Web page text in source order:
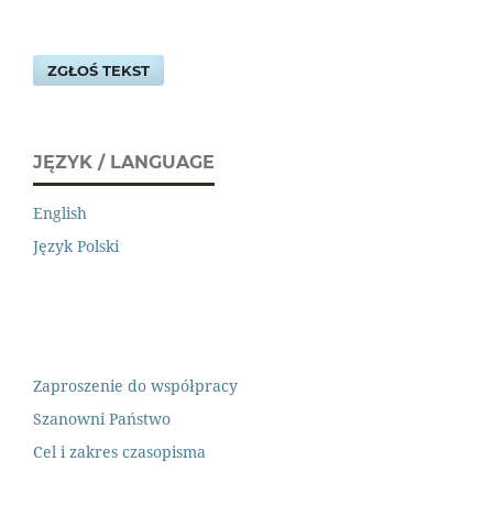
ZGŁOŚ TEKST
JĘZYK / LANGUAGE
English
Język Polski
Zaproszenie do współpracy
Szanowni Państwo
Cel i zakres czasopisma